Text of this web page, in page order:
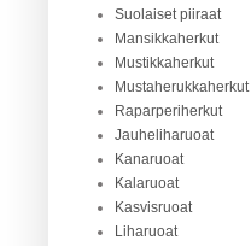
Suolaiset piiraat
Mansikkaherkut
Mustikkaherkut
Mustaherukkaherkut
Raparperiherkut
Jauheliharuoat
Kanaruoat
Kalaruoat
Kasvisruoat
Liharuoat